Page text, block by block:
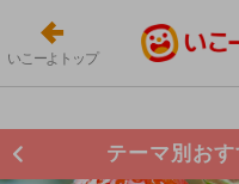
いこーよトップ
テーマ別お